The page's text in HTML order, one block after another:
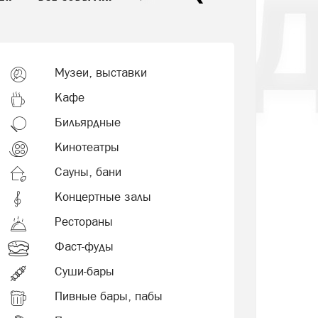
Музеи, выставки
Кафе
Бильярдные
Кинотеатры
Сауны, бани
Концертные залы
Рестораны
Фаст-фуды
Суши-бары
Пивные бары, пабы